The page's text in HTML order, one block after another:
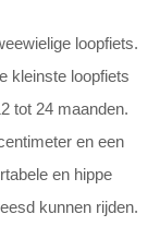
loopfiets.
kleinste loopfiets
tot 24 maanden.
en een
en hippe
kunnen rijden.